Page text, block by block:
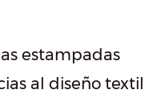
estampadas
al diseño textil